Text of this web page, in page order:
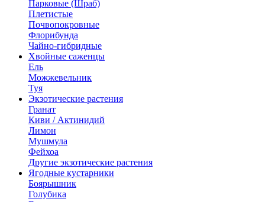
Парковые (Шраб)
Плетистые
Почвопокровные
Флорибунда
Чайно-гибридные
Хвойные саженцы
Ель
Можжевельник
Туя
Экзотические растения
Гранат
Киви / Актинидий
Лимон
Мушмула
Фейхоа
Другие экзотические растения
Ягодные кустарники
Боярышник
Голубика